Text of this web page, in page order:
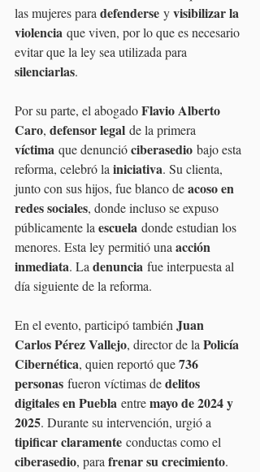
las mujeres para defenderse y visibilizar la
violencia que viven, por lo que es necesario
evitar que la ley sea utilizada para
silenciarlas.
Por su parte, el abogado Flavio Alberto
Caro, defensor legal de la primera
víctima que denunció ciberasedio bajo esta
reforma, celebró la iniciativa. Su clienta,
junto con sus hijos, fue blanco de acoso en
redes sociales, donde incluso se expuso
públicamente la escuela donde estudian los
menores. Esta ley permitió una acción
inmediata. La denuncia fue interpuesta al
día siguiente de la reforma.
En el evento, participó también Juan
Carlos Pérez Vallejo, director de la Policía
Cibernética, quien reportó que 736
personas fueron víctimas de delitos
digitales en Puebla entre mayo de 2024 y
2025. Durante su intervención, urgió a
tipificar claramente conductas como el
ciberasedio, para frenar su crecimiento.